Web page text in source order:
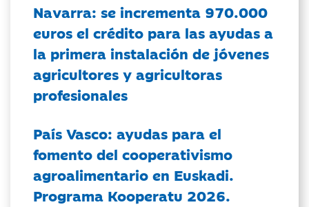
Navarra: se incrementa 970.000
euros el crédito para las ayudas a
la primera instalación de jóvenes
agricultores y agricultoras
profesionales
País Vasco: ayudas para el
fomento del cooperativismo
agroalimentario en Euskadi.
Programa Kooperatu 2026.